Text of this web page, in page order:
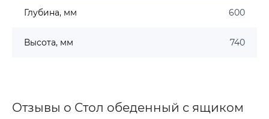
Глубина, мм 600
Высота, мм 740
Отзывы о Стол обеденный с ящиком